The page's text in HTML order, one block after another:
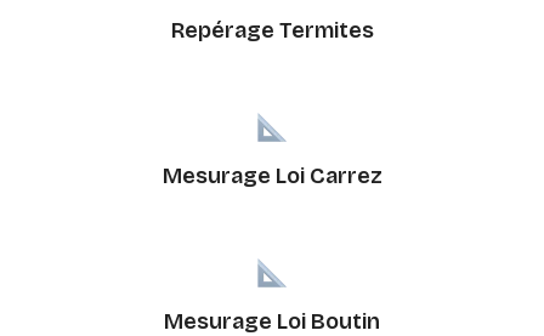
Repérage Termites
Mesurage Loi Carrez
Mesurage Loi Boutin